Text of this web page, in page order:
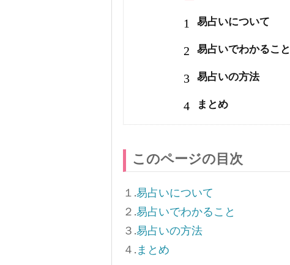
1 易占いについて
2 易占いでわかること
3 易占いの方法
4 まとめ
このページの目次
１.易占いについて
２.易占いでわかること
３.易占いの方法
４. まとめ